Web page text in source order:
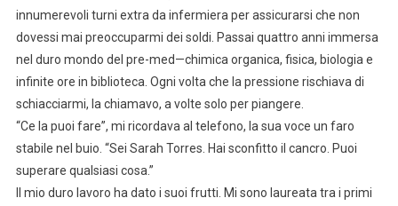
innumerevoli turni extra da infermiera per assicurarsi che non
dovessi mai preoccuparmi dei soldi. Passai quattro anni immersa
nel duro mondo del pre-med—chimica organica, fisica, biologia e
infinite ore in biblioteca. Ogni volta che la pressione rischiava di
schiacciarmi, la chiamavo, a volte solo per piangere.
“Ce la puoi fare”, mi ricordava al telefono, la sua voce un faro
stabile nel buio. “Sei Sarah Torres. Hai sconfitto il cancro. Puoi
superare qualsiasi cosa.”
Il mio duro lavoro ha dato i suoi frutti. Mi sono laureata tra i primi